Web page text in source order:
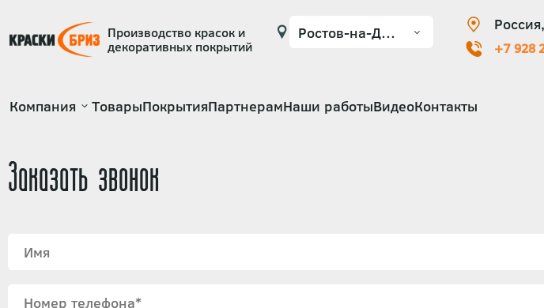
Производство красок и
декоративных покрытий
+7 928
Основная
Компания ТоварыПокрытияПартнерамНаши работыВидеоКонтакты
Заказать звонок